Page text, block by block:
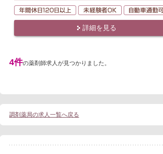
年間休日120日以上 未経験者OK
詳細を見る
4件の薬剤師求人が見つかりました。
調剤薬局の求人一覧へ戻る